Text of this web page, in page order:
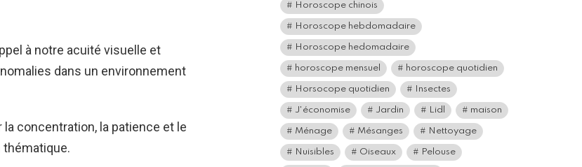
à notre acuité visuelle et
dans un environnement
concentration, la patience et le
thématique.
Horoscope chinois
Horoscope hebdomadaire
Horoscope hedomadaire
horoscope mensuel horoscope quotidien
Horsocope quotidien Insectes
J'économise Jardin Lidl maison
Ménage Mésanges Nettoyage
Nuisibles Oiseaux Pelouse